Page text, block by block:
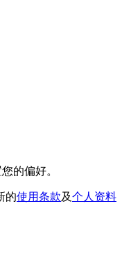
的偏好。
的使用条款及个人资料